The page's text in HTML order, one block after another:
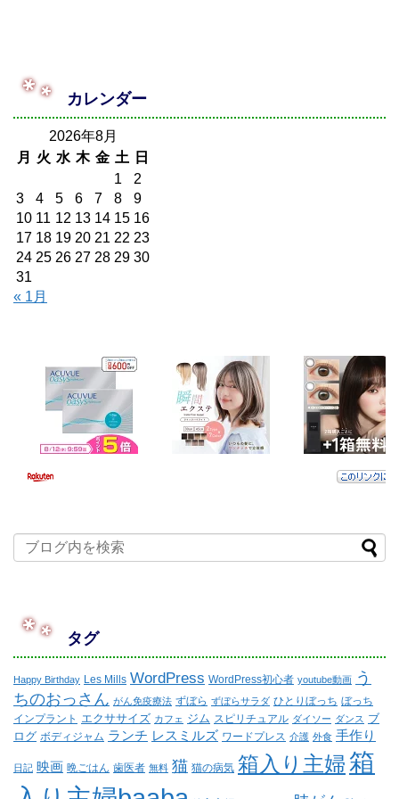
カレンダー
2026年8月
月
火 水 木 金 土
日
1
2
3
4 5 6 7 8
9
10 11 12 13 14 15 16
17 18 19 20 21 22 23
24 25 26 27 28 29 30
31
« 1月
タグ
Happy Birthday Les Mills WordPress WordPress初心者 youtube動画 う
ちのおっさん がん免疫療法 ずぼら ずぼらサラダ ひとりぼっち ぼっち
インプラント エクササイズ カフェ ジム スピリチュアル ダイソー ダンス ブ
ログ ボディジャム ランチ レスミルズ ワードプレス 介護 外食 手作り
日記 映画 晩ごはん 歯医者 無料 猫 猫の病気 箱入り主婦箱